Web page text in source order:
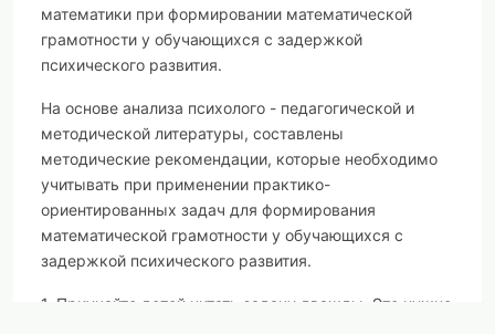
математики при формировании математической
грамотности у обучающихся с задержкой
психического развития.
На основе анализа психолого - педагогической и
методической литературы, составлены
методические рекомендации, которые необходимо
учитывать при применении практико-
ориентированных задач для формирования
математической грамотности у обучающихся с
задержкой психического развития.
1. Приучайте детей читать задачу дважды. Это нужно